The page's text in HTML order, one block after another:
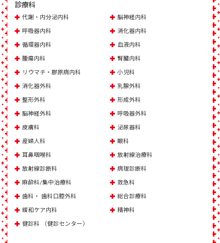
診療科
代謝・内分泌内科
脳神経内科
呼吸器内科
消化器内科
循環器内科
血液内科
腫瘍内科
腎臓内科
リウマチ・膠原病内科
小児科
消化器外科
乳腺外科
整形外科
形成外科
脳神経外科
呼吸器外科
皮膚科
泌尿器科
産婦人科
眼科
耳鼻咽喉科
放射線治療科
放射線診断科
病理診断科
麻酔科/集中治療科
救急科
歯科・ 歯科口腔外科
総合診療科
緩和ケア内科
精神科
健診科 （健診センター）